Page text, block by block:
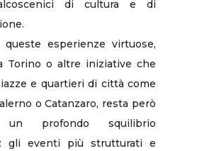
di cultura e di
queste esperienze virtuose,
Torino o altre iniziative che
e quartieri di città come
o Catanzaro, resta però
un profondo squilibrio
gli eventi più strutturati e